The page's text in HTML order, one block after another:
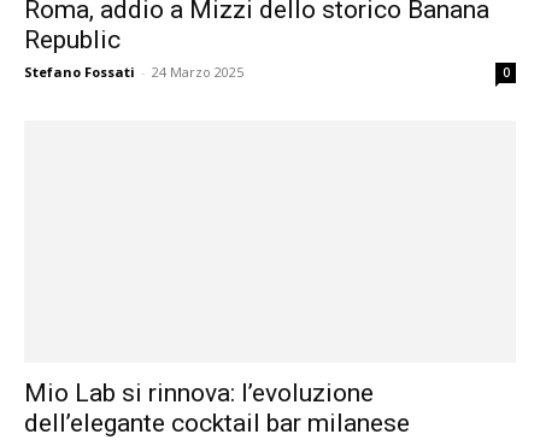
Roma, addio a Mizzi dello storico Banana
Republic
Stefano Fossati - 24 Marzo 2025 0
Mio Lab si rinnova: l’evoluzione
dell’elegante cocktail bar milanese